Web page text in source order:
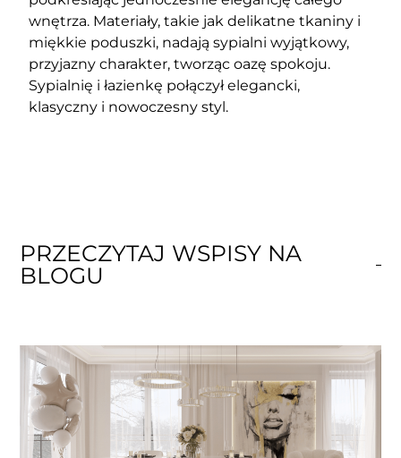
wnętrza. Materiały, takie jak delikatne tkaniny i
miękkie poduszki, nadają sypialni wyjątkowy,
przyjazny charakter, tworząc oazę spokoju.
Sypialnię i łazienkę połączył elegancki,
klasyczny i nowoczesny styl.
PRZECZYTAJ WSPISY NA
BLOGU